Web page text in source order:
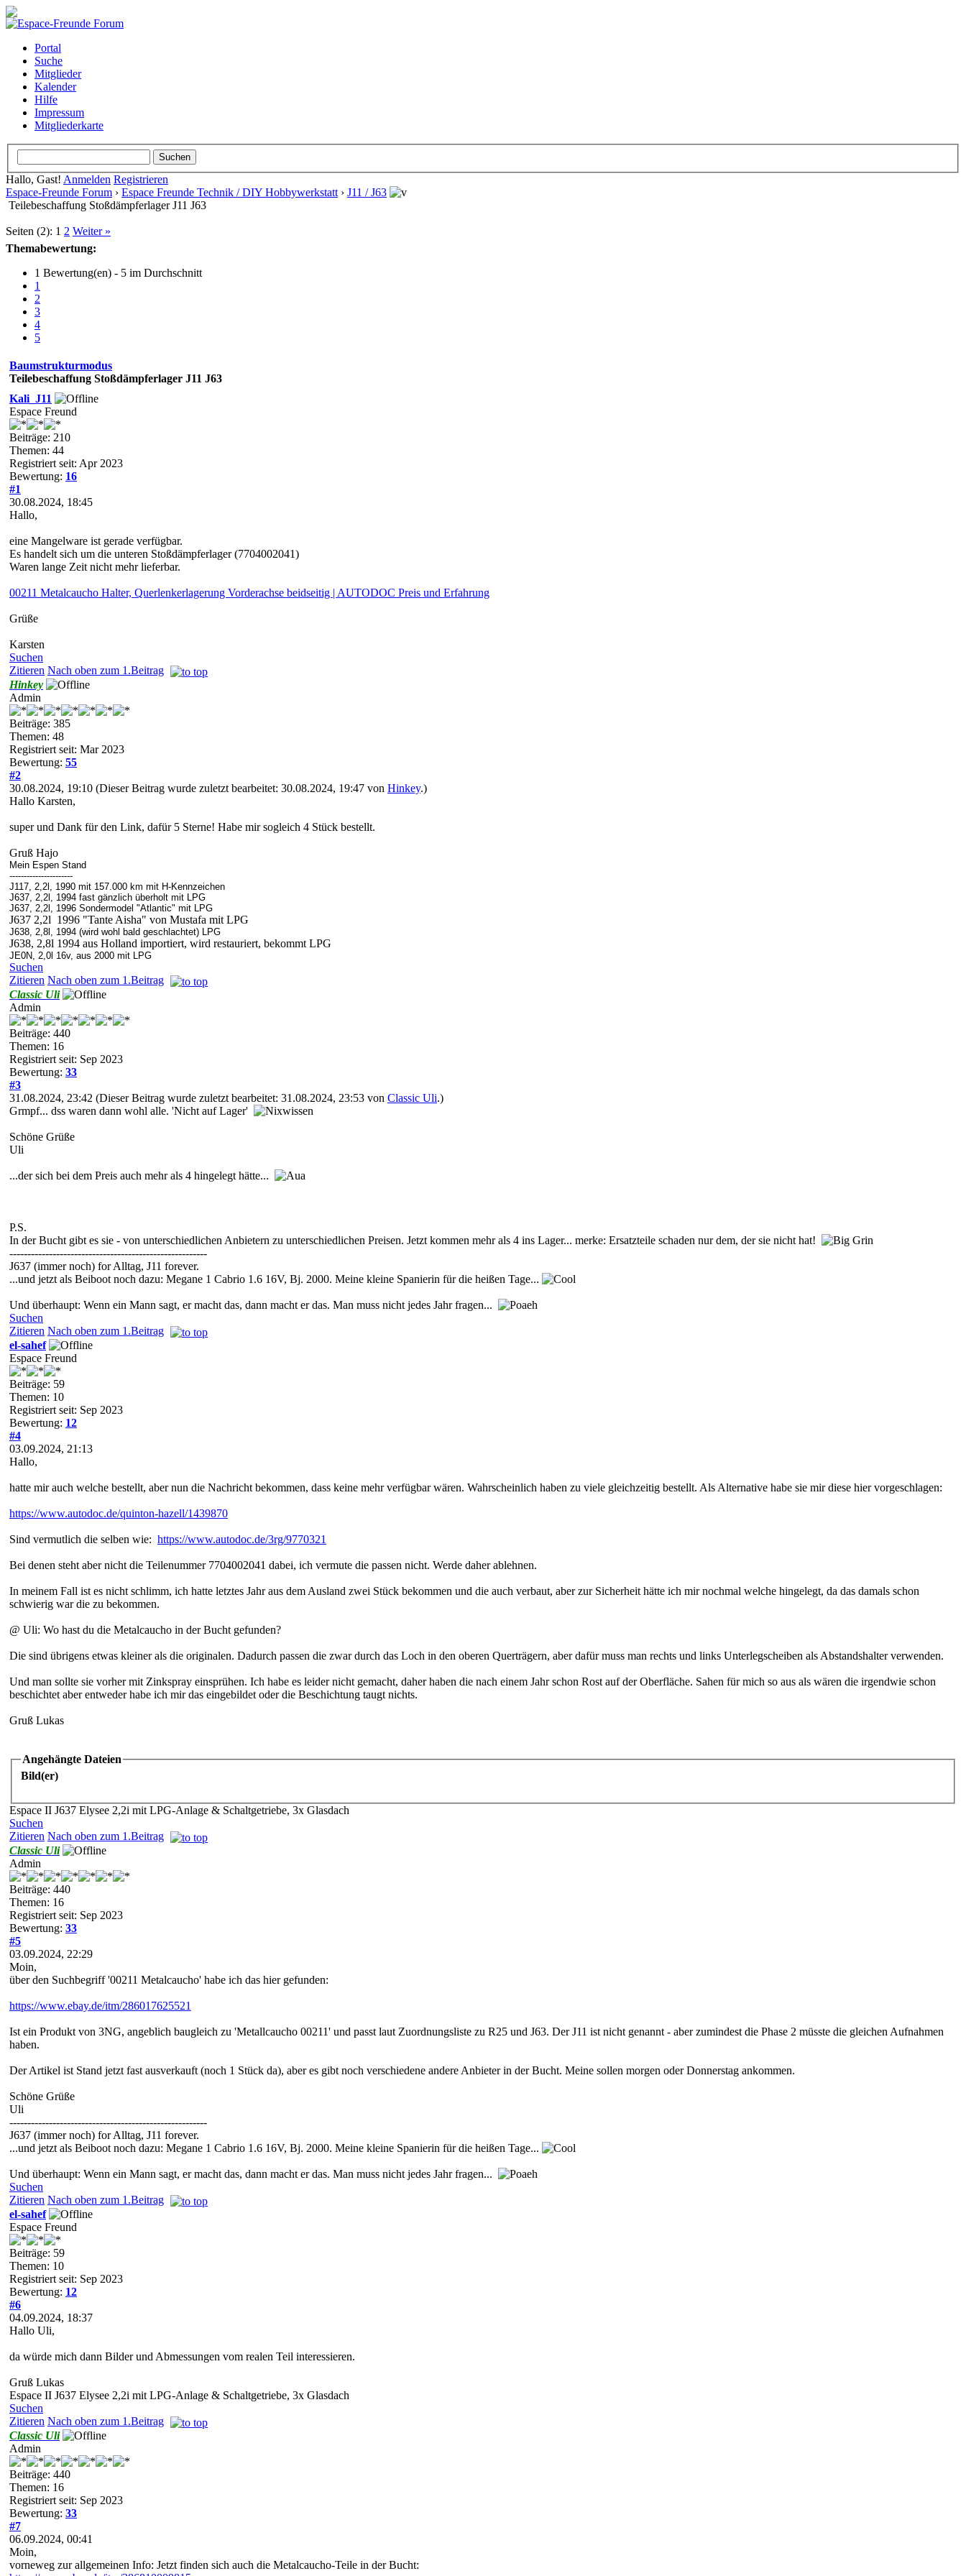
Portal
Suche
Mitglieder
Kalender
Hilfe
Impressum
Mitgliederkarte
Hallo, Gast! Anmelden Registrieren
Espace-Freunde Forum › Espace Freunde Technik / DIY Hobbywerkstatt › J11 / J63
Teilebeschaffung Stoßdämpferlager J11 J63
Seiten (2): 1 2 Weiter »
Themabewertung:
1 Bewertung(en) - 5 im Durchschnitt
1
2
3
4
5
Baumstrukturmodus
Teilebeschaffung Stoßdämpferlager J11 J63
Kali_J11
Espace Freund
Beiträge: 210
Themen: 44
Registriert seit: Apr 2023
Bewertung: 16
#1
30.08.2024, 18:45
Hallo,
eine Mangelware ist gerade verfügbar.
Es handelt sich um die unteren Stoßdämpferlager (7704002041)
Waren lange Zeit nicht mehr lieferbar.
00211 Metalcaucho Halter, Querlenkerlagerung Vorderachse beidseitig | AUTODOC Preis und Erfahrung
Grüße
Karsten
Suchen
Zitieren Nach oben zum 1.Beitrag
Hinkey
Admin
Beiträge: 385
Themen: 48
Registriert seit: Mar 2023
Bewertung: 55
#2
30.08.2024, 19:10 (Dieser Beitrag wurde zuletzt bearbeitet: 30.08.2024, 19:47 von Hinkey.)
Hallo Karsten,
super und Dank für den Link, dafür 5 Sterne! Habe mir sogleich 4 Stück bestellt.
Gruß Hajo
Mein Espen Stand
----------------------
J117, 2,2l, 1990 mit 157.000 km mit H-Kennzeichen
J637, 2,2l, 1994 fast gänzlich überholt mit LPG
J637, 2,2l, 1996 Sondermodel "Atlantic" mit LPG
J637 2,2l 1996 "Tante Aisha" von Mustafa mit LPG
J638, 2,8l, 1994 (wird wohl bald geschlachtet) LPG
J638, 2,8l 1994 aus Holland importiert, wird restauriert, bekommt LPG
JE0N, 2,0l 16v, aus 2000 mit LPG
Suchen
Zitieren Nach oben zum 1.Beitrag
Classic Uli
Admin
Beiträge: 440
Themen: 16
Registriert seit: Sep 2023
Bewertung: 33
#3
31.08.2024, 23:42 (Dieser Beitrag wurde zuletzt bearbeitet: 31.08.2024, 23:53 von Classic Uli.)
Grmpf... dss waren dann wohl alle. 'Nicht auf Lager'
Schöne Grüße
Uli
...der sich bei dem Preis auch mehr als 4 hingelegt hätte...
P.S.
In der Bucht gibt es sie - von unterschiedlichen Anbietern zu unterschiedlichen Preisen. Jetzt kommen mehr als 4 ins Lager... merke: Ersatzteile schaden nur dem, der sie nicht hat!
-------------------------------------------------------
J637 (immer noch) for Alltag, J11 forever.
...und jetzt als Beiboot noch dazu: Megane 1 Cabrio 1.6 16V, Bj. 2000. Meine kleine Spanierin für die heißen Tage...
Und überhaupt: Wenn ein Mann sagt, er macht das, dann macht er das. Man muss nicht jedes Jahr fragen...
Suchen
Zitieren Nach oben zum 1.Beitrag
el-sahef
Espace Freund
Beiträge: 59
Themen: 10
Registriert seit: Sep 2023
Bewertung: 12
#4
03.09.2024, 21:13
Hallo,
hatte mir auch welche bestellt, aber nun die Nachricht bekommen, dass keine mehr verfügbar wären. Wahrscheinlich haben zu viele gleichzeitig bestellt. Als Alternative habe sie mir diese hier vorgeschlagen:
https://www.autodoc.de/quinton-hazell/1439870
Sind vermutlich die selben wie: https://www.autodoc.de/3rg/9770321
Bei denen steht aber nicht die Teilenummer 7704002041 dabei, ich vermute die passen nicht. Werde daher ablehnen.
In meinem Fall ist es nicht schlimm, ich hatte letztes Jahr aus dem Ausland zwei Stück bekommen und die auch verbaut, aber zur Sicherheit hätte ich mir nochmal welche hingelegt, da das damals schon
schwierig war die zu bekommen.
@ Uli: Wo hast du die Metalcaucho in der Bucht gefunden?
Die sind übrigens etwas kleiner als die originalen. Dadurch passen die zwar durch das Loch in den oberen Querträgern, aber dafür muss man rechts und links Unterlegscheiben als Abstandshalter verwenden.
Und man sollte sie vorher mit Zinkspray einsprühen. Ich habe es leider nicht gemacht, daher haben die nach einem Jahr schon Rost auf der Oberfläche. Sahen für mich so aus als wären die irgendwie schon
beschichtet aber entweder habe ich mir das eingebildet oder die Beschichtung taugt nichts.
Gruß Lukas
Angehängte Dateien
Bild(er)
Espace II J637 Elysee 2,2i mit LPG-Anlage & Schaltgetriebe, 3x Glasdach
Suchen
Zitieren Nach oben zum 1.Beitrag
Classic Uli
Admin
Beiträge: 440
Themen: 16
Registriert seit: Sep 2023
Bewertung: 33
#5
03.09.2024, 22:29
Moin,
über den Suchbegriff '00211 Metalcaucho' habe ich das hier gefunden:
https://www.ebay.de/itm/286017625521
Ist ein Produkt von 3NG, angeblich baugleich zu 'Metallcaucho 00211' und passt laut Zuordnungsliste zu R25 und J63. Der J11 ist nicht genannt - aber zumindest die Phase 2 müsste die gleichen Aufnahmen
haben.
Der Artikel ist Stand jetzt fast ausverkauft (noch 1 Stück da), aber es gibt noch verschiedene andere Anbieter in der Bucht. Meine sollen morgen oder Donnerstag ankommen.
Schöne Grüße
Uli
-------------------------------------------------------
J637 (immer noch) for Alltag, J11 forever.
...und jetzt als Beiboot noch dazu: Megane 1 Cabrio 1.6 16V, Bj. 2000. Meine kleine Spanierin für die heißen Tage...
Und überhaupt: Wenn ein Mann sagt, er macht das, dann macht er das. Man muss nicht jedes Jahr fragen...
Suchen
Zitieren Nach oben zum 1.Beitrag
el-sahef
Espace Freund
Beiträge: 59
Themen: 10
Registriert seit: Sep 2023
Bewertung: 12
#6
04.09.2024, 18:37
Hallo Uli,
da würde mich dann Bilder und Abmessungen vom realen Teil interessieren.
Gruß Lukas
Espace II J637 Elysee 2,2i mit LPG-Anlage & Schaltgetriebe, 3x Glasdach
Suchen
Zitieren Nach oben zum 1.Beitrag
Classic Uli
Admin
Beiträge: 440
Themen: 16
Registriert seit: Sep 2023
Bewertung: 33
#7
06.09.2024, 00:41
Moin,
vorneweg zur allgemeinen Info: Jetzt finden sich auch die Metalcaucho-Teile in der Bucht: